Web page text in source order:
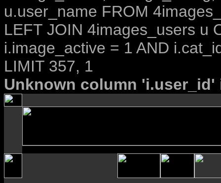
u.user_name FROM
LEFT JOIN 4images_users u
i.image_active = 1 AND
LIMIT 357, 1
Unknown column